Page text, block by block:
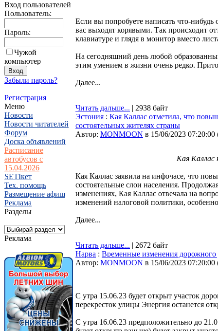
Вход пользователей
Пользователь:
Пароль:
Чужой
компьютер
Забыли пароль?
Регистрация
Меню
Новости
Новости читателей
Форум
Доска объявлений
Расписание
автобусов с
15.04.2026
SETIкет
Тех. помощь
Размещение афиш
Реклама
Разделы
Реклама
Если вы попробуете написать что-нибудь
вас выходят корявыми. Так происходит
клавиатуре и глядя в монитор вместо
На сегодняшний день любой
этим умением в жизни очень редко.
Далее...
Читать дальше... | 2938 байт
Эстония : Кая Каллас отметила, что
состоятельных жителях страны
Автор: MONMOON в 15/06/2023 07:20:00
Кая Каллас
Кая Каллас заявила на инфочасе, что
состоятельные слои населения.
изменениях, Кая Каллас отвечала на
изменений налоговой политики,
Далее...
Читать дальше... | 2672 байт
Нарва : Временные изменения
Автор: MONMOON в 15/06/2023 07:20:00
С утра 15.06.23 будет открыт участок
перекресток улицы Энергия останется
С утра 16.06.23 предположительно до